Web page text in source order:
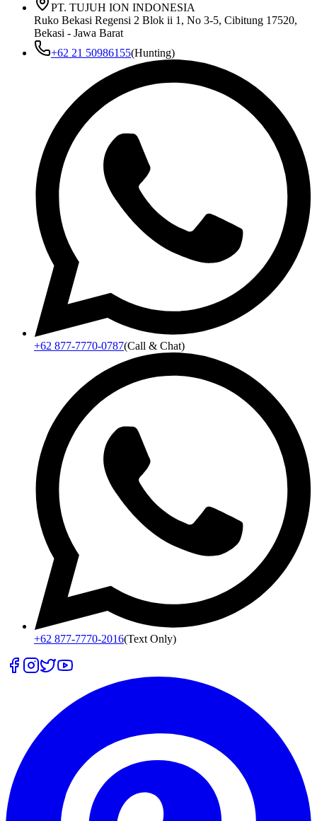
PT. TUJUH ION INDONESIA
Ruko Bekasi Regensi 2 Blok ii 1, No 3-5, Cibitung 17520,
Bekasi - Jawa Barat
+62 21 50986155(Hunting)
+62 877-7770-0787(Call & Chat)
+62 877-7770-2016(Text Only)